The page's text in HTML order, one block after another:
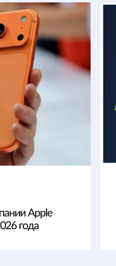
Apple
года